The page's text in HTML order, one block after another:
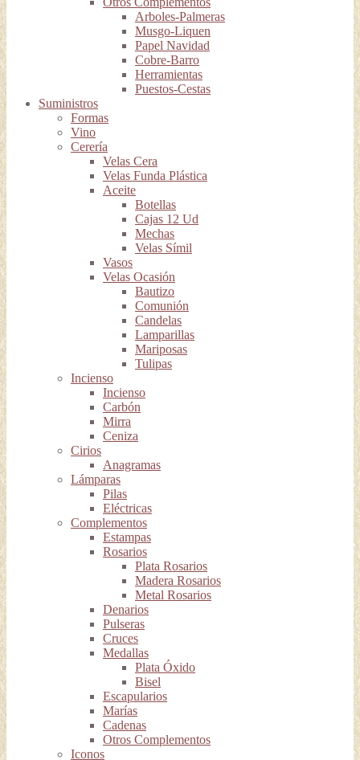
Arboles-Palmeras
Musgo-Liquen
Papel Navidad
Cobre-Barro
Herramientas
Puestos-Cestas
Suministros
Formas
Vino
Cerería
Velas Cera
Velas Funda Plástica
Aceite
Botellas
Cajas 12 Ud
Mechas
Velas Símil
Vasos
Velas Ocasión
Bautizo
Comunión
Candelas
Lamparillas
Mariposas
Tulipas
Incienso
Incienso
Carbón
Mirra
Ceniza
Cirios
Anagramas
Lámparas
Pilas
Eléctricas
Complementos
Estampas
Rosarios
Plata Rosarios
Madera Rosarios
Metal Rosarios
Denarios
Pulseras
Cruces
Medallas
Plata Óxido
Bisel
Escapularios
Marías
Cadenas
Otros Complementos
Iconos